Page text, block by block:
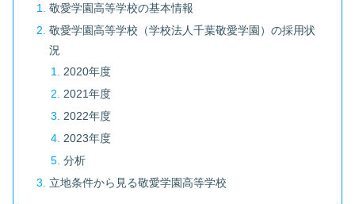
敬愛学園高等学校の基本情報
敬愛学園高等学校（学校法人千葉敬愛学園）の採用状
況
2020年度
2021年度
2022年度
2023年度
分析
立地条件から見る敬愛学園高等学校